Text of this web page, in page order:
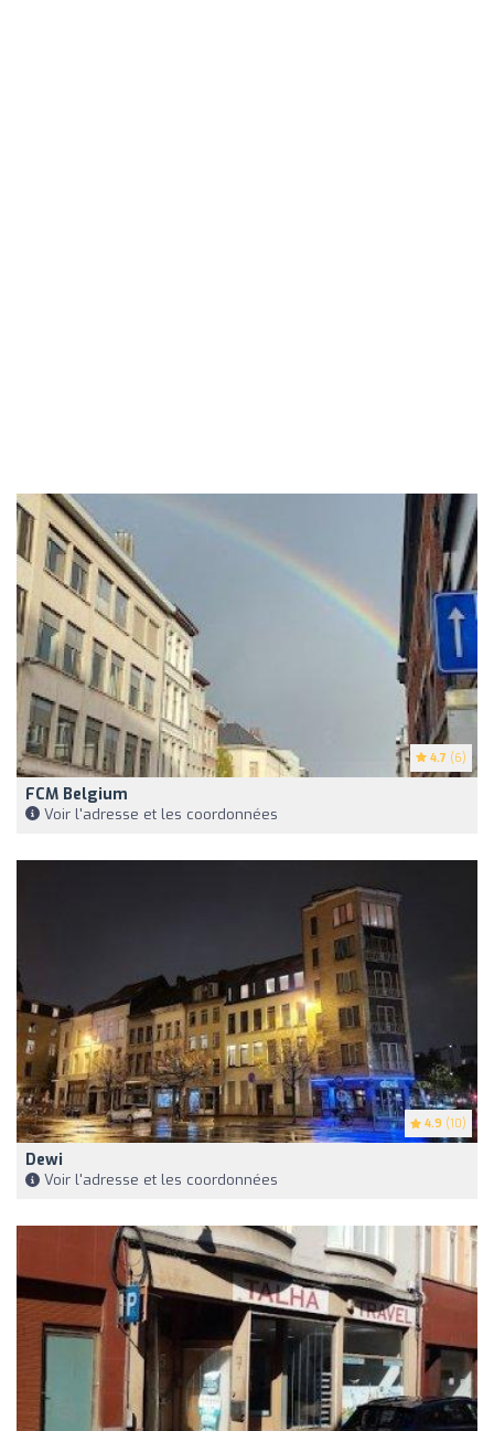
4.7 (6)
FCM Belgium
Voir l'adresse et les coordonnées
4.9 (10)
Dewi
Voir l'adresse et les coordonnées